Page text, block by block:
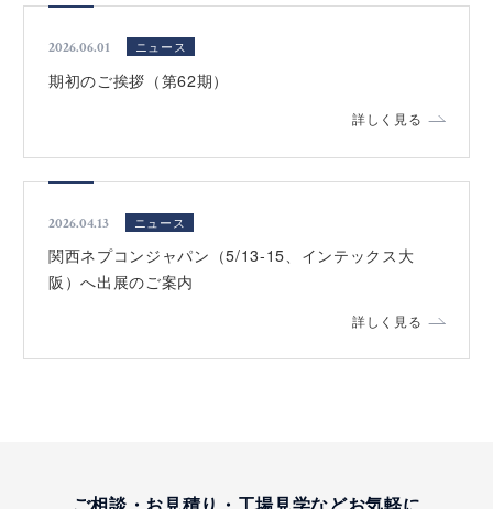
2026.06.01 ニュース
期初のご挨拶（第62期）
詳しく見る
2026.04.13 ニュース
関西ネプコンジャパン（5/13-15、インテックス大
阪）へ出展のご案内
詳しく見る
ご相談・お見積り・工場見学などお気軽に